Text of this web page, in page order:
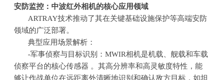
安防监控：中波红外相机的核心应用领域
ARTRAY技术推动了其在关键基础设施保护等高端安防
领域的广泛部署。
典型应用场景解析：
-军事侦察与目标识别：MWIR相机是机载、舰载和车载
侦察平台的核心传感器 。其高分辨率和高灵敏度特性，能
够让作战单位在远距离外清晰地识别和确认敌方目标，如坦